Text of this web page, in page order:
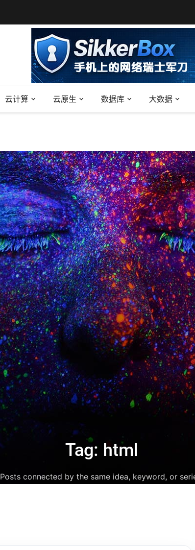
云计算 云原生 数据库 大数据
Tag: html
Posts connected by the same idea, keyword, or